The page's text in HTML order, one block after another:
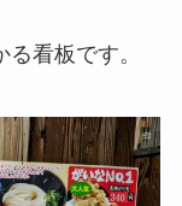
看板です。